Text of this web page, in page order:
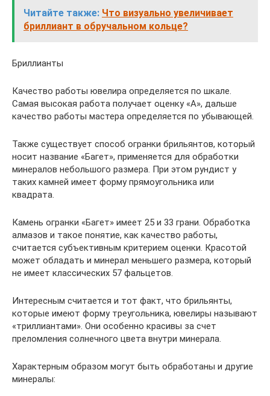
Читайте также: Что визуально увеличивает
бриллиант в обручальном кольце?
Бриллианты
Качество работы ювелира определяется по шкале.
Самая высокая работа получает оценку «А», дальше
качество работы мастера определяется по убывающей.
Также существует способ огранки брильянтов, который
носит название «Багет», применяется для обработки
минералов небольшого размера. При этом рундист у
таких камней имеет форму прямоугольника или
квадрата.
Камень огранки «Багет» имеет 25 и 33 грани. Обработка
алмазов и такое понятие, как качество работы,
считается субъективным критерием оценки. Красотой
может обладать и минерал меньшего размера, который
не имеет классических 57 фальцетов.
Интересным считается и тот факт, что брильянты,
которые имеют форму треугольника, ювелиры называют
«триллиантами». Они особенно красивы за счет
преломления солнечного цвета внутри минерала.
Характерным образом могут быть обработаны и другие
минералы: